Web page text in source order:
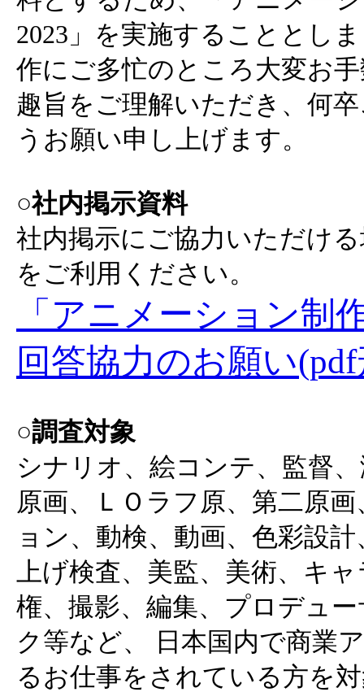
2023」を実施することとし
作にご多忙のところ大変お
趣旨をご理解いただき、何
うお願い申し上げます。
○社内掲示資料
社内掲示にご協力いただけ
をご利用ください。
「アニメーション制
回答協力のお願い
○調査対象
シナリオ、絵コンテ、監督
原画、ＬＯラフ原、第二原
ョン、動検、動画、色彩設
上げ検査、美監、美術、キ
権、撮影、編集、プロデュ
ク等など、 日本国内で商業
るお仕事をされている方を